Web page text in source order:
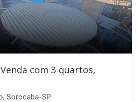
com 3 quartos,
Sorocaba-SP